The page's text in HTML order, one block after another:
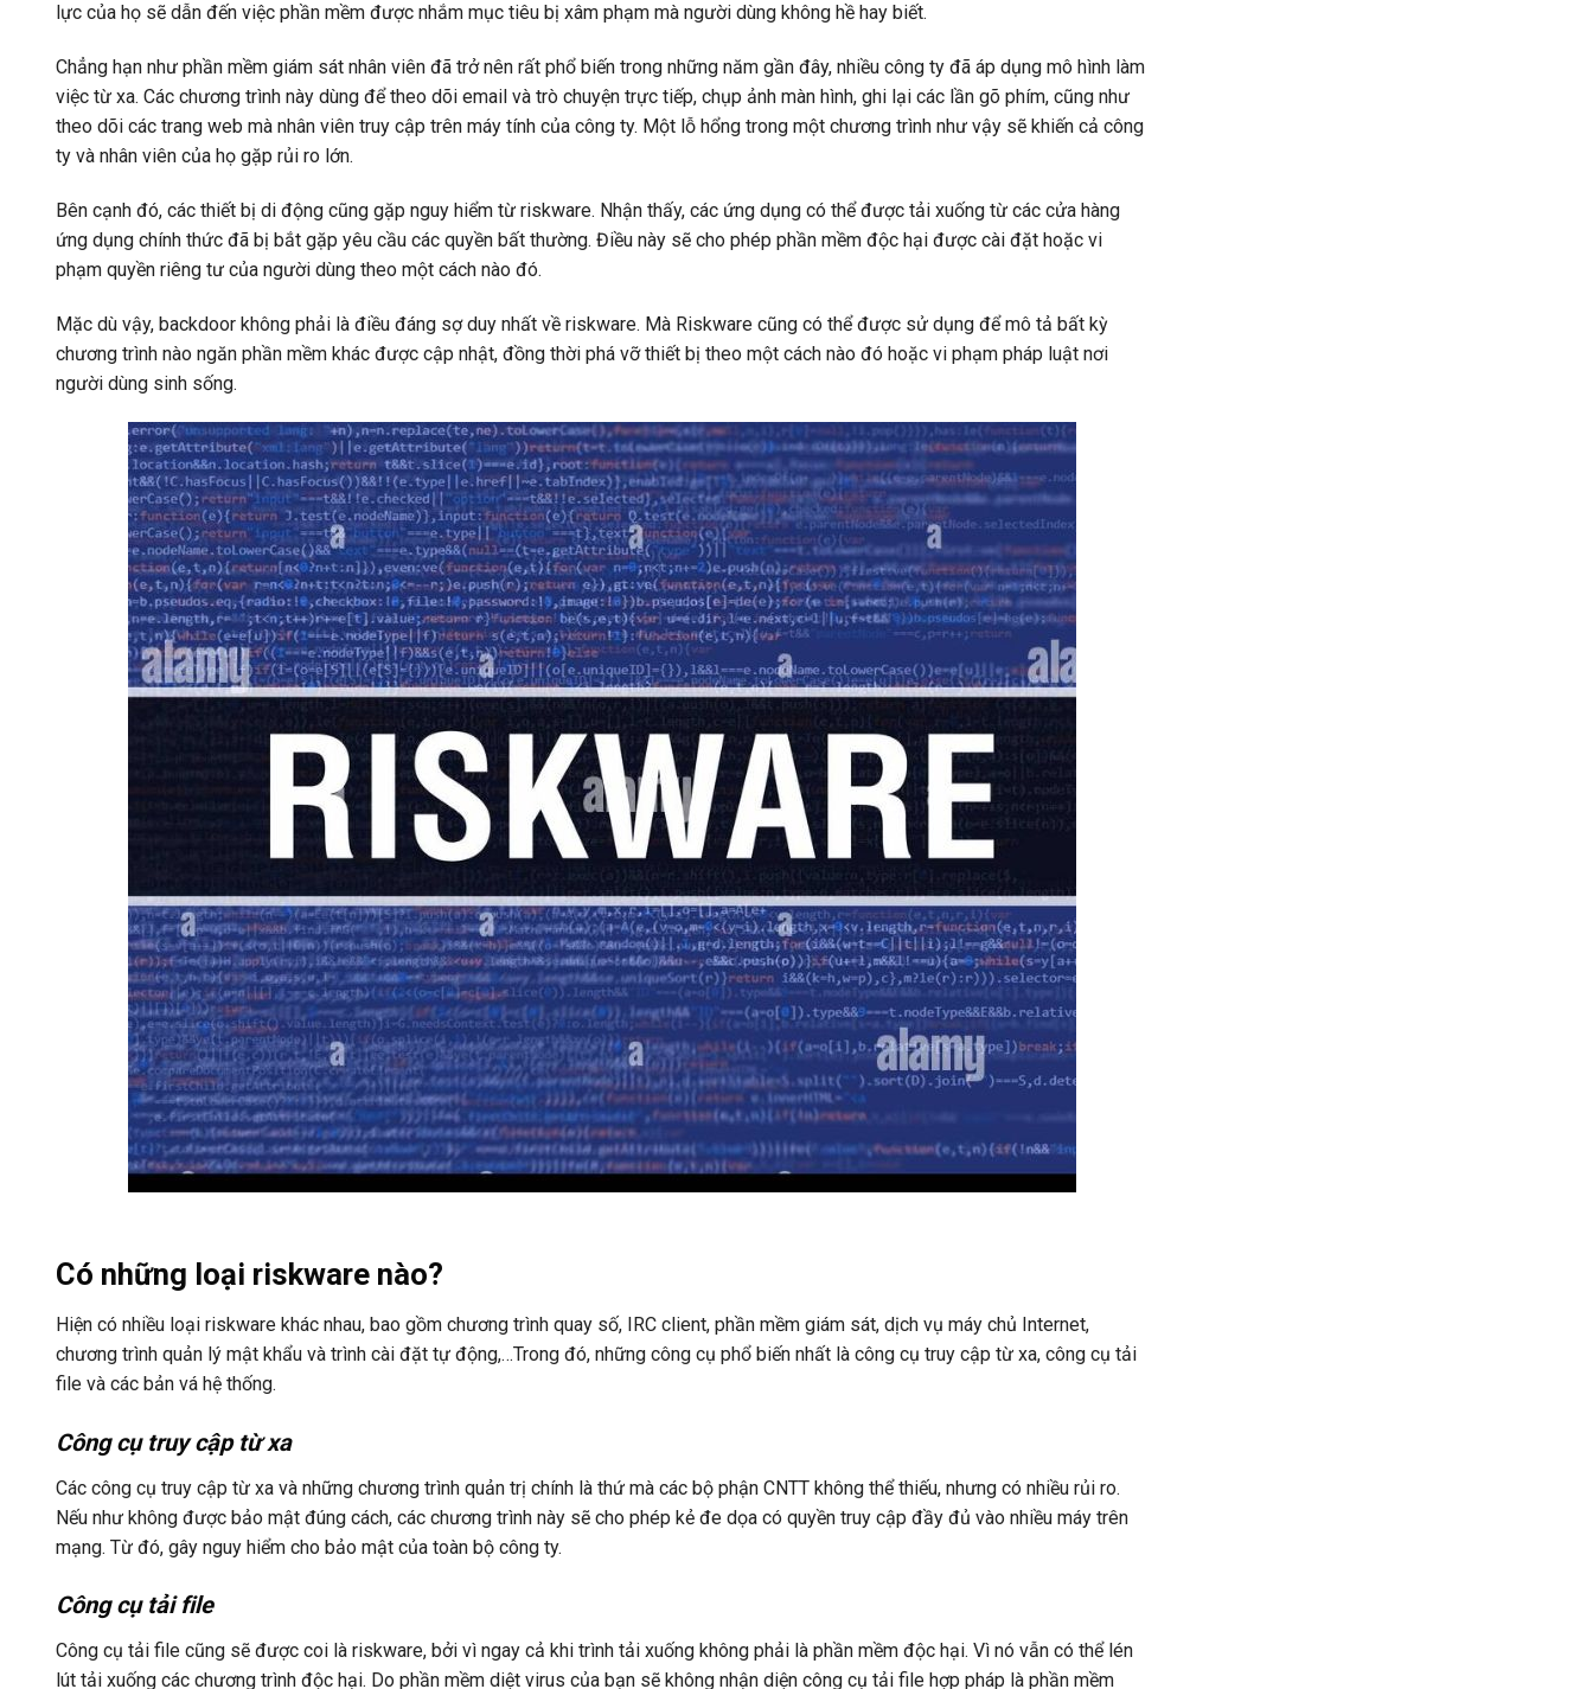
lực của họ sẽ dẫn đến việc phần mềm được nhắm mục tiêu bị xâm phạm mà người dùng không hề hay biết.
Chẳng hạn như phần mềm giám sát nhân viên đã trở nên rất phổ biến trong những năm gần đây, nhiều công ty đã áp dụng mô hình làm
việc từ xa. Các chương trình này dùng để theo dõi email và trò chuyện trực tiếp, chụp ảnh màn hình, ghi lại các lần gõ phím, cũng như
theo dõi các trang web mà nhân viên truy cập trên máy tính của công ty. Một lỗ hổng trong một chương trình như vậy sẽ khiến cả công
ty và nhân viên của họ gặp rủi ro lớn.
Bên cạnh đó, các thiết bị di động cũng gặp nguy hiểm từ riskware. Nhận thấy, các ứng dụng có thể được tải xuống từ các cửa hàng
ứng dụng chính thức đã bị bắt gặp yêu cầu các quyền bất thường. Điều này sẽ cho phép phần mềm độc hại được cài đặt hoặc vi
phạm quyền riêng tư của người dùng theo một cách nào đó.
Mặc dù vậy, backdoor không phải là điều đáng sợ duy nhất về riskware. Mà Riskware cũng có thể được sử dụng để mô tả bất kỳ
chương trình nào ngăn phần mềm khác được cập nhật, đồng thời phá vỡ thiết bị theo một cách nào đó hoặc vi phạm pháp luật nơi
người dùng sinh sống.
Có những loại riskware nào?
Hiện có nhiều loại riskware khác nhau, bao gồm chương trình quay số, IRC client, phần mềm giám sát, dịch vụ máy chủ Internet,
chương trình quản lý mật khẩu và trình cài đặt tự động,…Trong đó, những công cụ phổ biến nhất là công cụ truy cập từ xa, công cụ tải
file và các bản vá hệ thống.
Công cụ truy cập từ xa
Các công cụ truy cập từ xa và những chương trình quản trị chính là thứ mà các bộ phận CNTT không thể thiếu, nhưng có nhiều rủi ro.
Nếu như không được bảo mật đúng cách, các chương trình này sẽ cho phép kẻ đe dọa có quyền truy cập đầy đủ vào nhiều máy trên
mạng. Từ đó, gây nguy hiểm cho bảo mật của toàn bộ công ty.
Công cụ tải file
Công cụ tải file cũng sẽ được coi là riskware, bởi vì ngay cả khi trình tải xuống không phải là phần mềm độc hại. Vì nó vẫn có thể lén
lút tải xuống các chương trình độc hại. Do phần mềm diệt virus của bạn sẽ không nhận diện công cụ tải file hợp pháp là phần mềm